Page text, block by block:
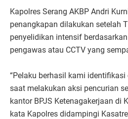
Kapolres Serang AKBP Andri
penangkapan dilakukan setelah
penyelidikan intensif
pengawas atau CCTV yang
“Pelaku berhasil kami identifikasi
saat melakukan aksi pencurian
kantor BPJS Ketenagakerjaan di
kata Kapolres didampingi